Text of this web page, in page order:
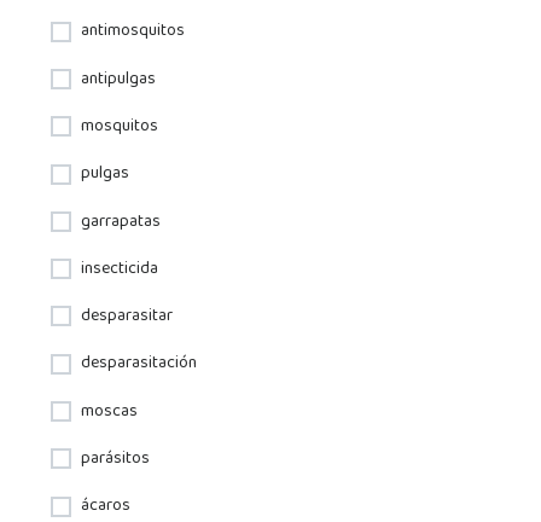
antimosquitos
antipulgas
mosquitos
pulgas
garrapatas
insecticida
desparasitar
desparasitación
moscas
parásitos
ácaros